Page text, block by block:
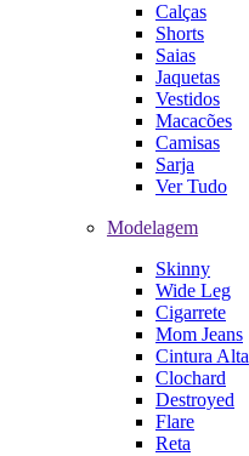
Calças
Shorts
Saias
Jaquetas
Vestidos
Macacões
Camisas
Sarja
Ver Tudo
Modelagem
Skinny
Wide Leg
Cigarrete
Mom Jeans
Cintura Alta
Clochard
Destroyed
Flare
Reta